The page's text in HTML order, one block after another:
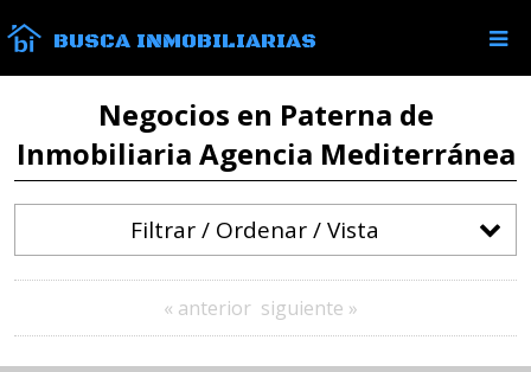
BUSCA INMOBILIARIAS
Negocios en Paterna de
Inmobiliaria Agencia Mediterránea
Filtrar / Ordenar / Vista
« anterior siguiente »